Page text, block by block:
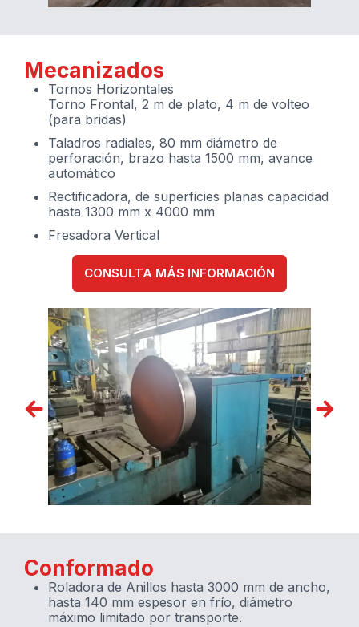
Mecanizados
Tornos Horizontales
Torno Frontal, 2 m de plato, 4 m de volteo
(para bridas)
Taladros radiales, 80 mm diámetro de
perforación, brazo hasta 1500 mm, avance
automático
Rectificadora, de superficies planas capacidad
hasta 1300 mm x 4000 mm
Fresadora Vertical
CONSULTA MÁS INFORMACIÓN
Conformado
Roladora de Anillos hasta 3000 mm de ancho,
hasta 140 mm espesor en frío, diámetro
máximo limitado por transporte.